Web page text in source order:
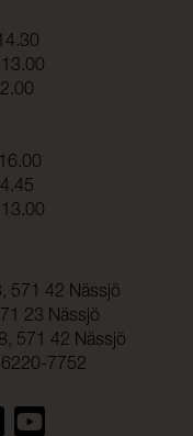
571 42 Nässjö
23 Nässjö
571 42 Nässjö
7752